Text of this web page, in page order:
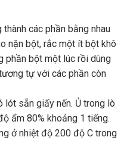
các phần bằng nhau
nặn bột, rắc một ít bột khô
phần bột một lúc rồi dùng
tự với các phần còn
lót sẵn giấy nến. Ủ trong lò
ẩm 80% khoảng 1 tiếng.
ở nhiệt độ 200 độ C trong